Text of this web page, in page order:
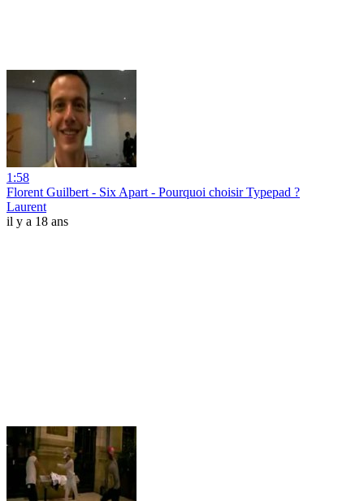
1:58
Florent Guilbert - Six Apart - Pourquoi choisir Typepad ?
Laurent
il y a 18 ans